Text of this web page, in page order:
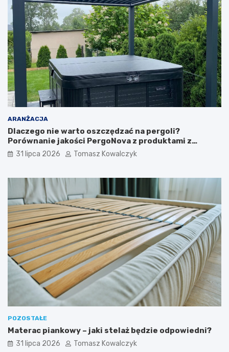
ARANŻACJA
Dlaczego nie warto oszczędzać na pergoli?
Porównanie jakości PergoNova z produktami z
marketu
31 lipca 2026 Tomasz Kowalczyk
POZOSTAŁE
Materac piankowy – jaki stelaż będzie odpowiedni?
31 lipca 2026 Tomasz Kowalczyk